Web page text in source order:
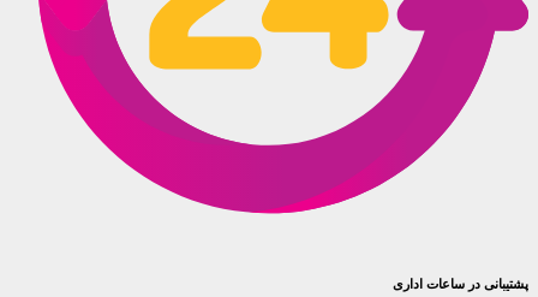
پشتیبانی در ساعات اداری